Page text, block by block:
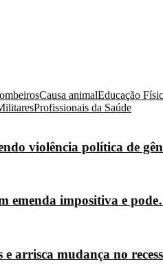
Causa animalEducação
Profissionais da Saúde
violência política de
emenda impositiva e
arrisca mudança no